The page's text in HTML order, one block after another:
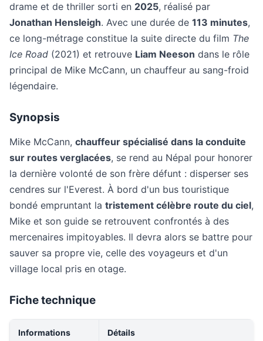
drame et de thriller sorti en 2025, réalisé par
Jonathan Hensleigh. Avec une durée de 113 minutes,
ce long-métrage constitue la suite directe du film The
Ice Road (2021) et retrouve Liam Neeson dans le rôle
principal de Mike McCann, un chauffeur au sang-froid
légendaire.
Synopsis
Mike McCann, chauffeur spécialisé dans la conduite
sur routes verglacées, se rend au Népal pour honorer
la dernière volonté de son frère défunt : disperser ses
cendres sur l'Everest. À bord d'un bus touristique
bondé empruntant la tristement célèbre route du ciel,
Mike et son guide se retrouvent confrontés à des
mercenaires impitoyables. Il devra alors se battre pour
sauver sa propre vie, celle des voyageurs et d'un
village local pris en otage.
Fiche technique
Informations Détails